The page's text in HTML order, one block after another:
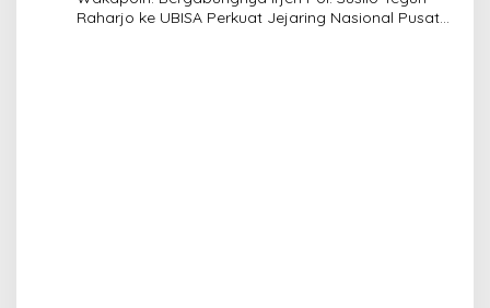
Raharjo ke UBISA Perkuat Jejaring Nasional Pusat